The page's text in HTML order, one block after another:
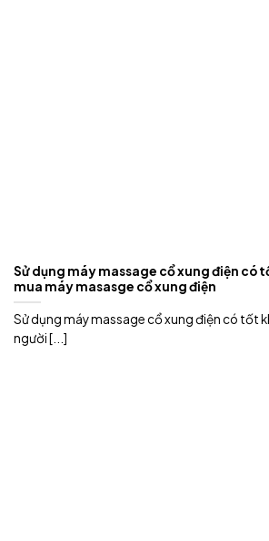
Sử dụng máy massage cổ xung điện có
mua máy masasge cổ xung điện
Sử dụng máy massage cổ xung điện có tốt
người [...]